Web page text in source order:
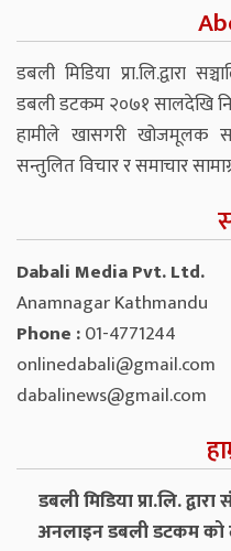
डबली मिडिया प्रा.लि.द्वारा
डबली डटकम २०७१ सालदेखि
हामीले खासगरी खोजमूलक
सन्तुलित विचार र समाचार
Dabali Media Pvt. Ltd.
Anamnagar Kathmandu
Phone :01-4771244
onlinedabali@gmail.com
dabalinews@gmail.com
डबली मिडिया प्रा.लि.
अनलाइन डबली डटकम को